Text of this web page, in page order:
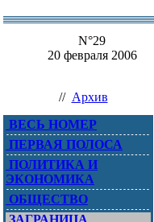
N°29
20 февраля 2006
// Архив
ВЕСЬ НОМЕР
ПЕРВАЯ ПОЛОСА
ПОЛИТИКА И
ЭКОНОМИКА
ОБЩЕСТВО
ЗАГРАНИЦА